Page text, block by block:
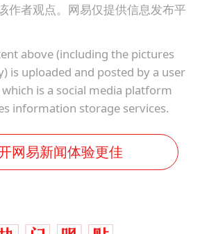
作者观点。网易仅提供信息发布平
above (including the pictures
is uploaded and posted by a user
which is a social media platform
information storage services.
网易新闻体验更佳